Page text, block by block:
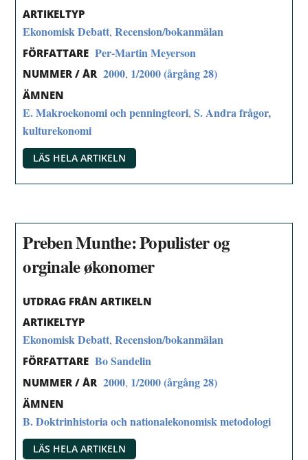
ARTIKELTYP
Ekonomisk Debatt,Recension/bokanmälan
FÖRFATTARE Per-Martin Meyerson
NUMMER / ÅR 2000, 1/2000 (årgång 28)
ÄMNEN
E. Makroekonomi och penningteori,S. Andra frågor,
kulturekonomi
LÄS HELA ARTIKELN
Preben Munthe: Populister og
orginale økonomer
UTDRAG FRÅN ARTIKELN
ARTIKELTYP
Ekonomisk Debatt,Recension/bokanmälan
FÖRFATTARE Bo Sandelin
NUMMER / ÅR 2000, 1/2000 (årgång 28)
ÄMNEN
B. Doktrinhistoria och nationalekonomisk metodologi
LÄS HELA ARTIKELN